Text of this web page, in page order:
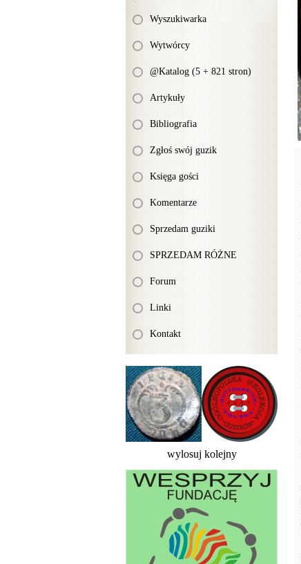
Wyszukiwarka
Wytwórcy
@Katalog (5 + 821 stron)
Artykuły
Bibliografia
Zgłoś swój guzik
Księga gości
Komentarze
Sprzedam guziki
SPRZEDAM RÓŻNE
Forum
Linki
Kontakt
wylosuj kolejny